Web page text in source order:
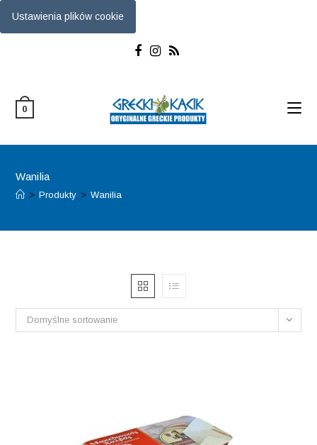
Ustawienia plików cookie
0
Wanilia
> Produkty > Wanilia
Domyślne sortowanie